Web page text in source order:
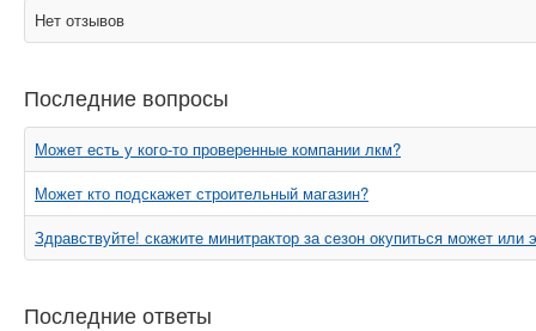
Нет отзывов
Последние вопросы
Может есть у кого-то проверенные компании лкм?
Может кто подскажет строительный магазин?
Здравствуйте! скажите минитрактор за сезон окупиться может или
Последние ответы